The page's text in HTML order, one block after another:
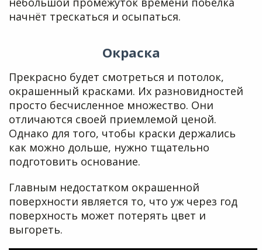
начнёт трескаться и осыпаться.
Окраска
Прекрасно будет смотреться и потолок,
окрашенный красками. Их разновидностей
просто бесчисленное множество. Они
отличаются своей приемлемой ценой.
Однако для того, чтобы краски держались
как можно дольше, нужно тщательно
подготовить основание.
Главным недостатком окрашенной
поверхности является то, что уж через год
поверхность может потерять цвет и
выгореть.